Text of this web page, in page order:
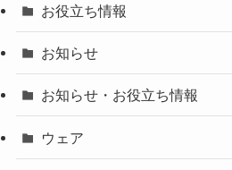
お役立ち情報
お知らせ
お知らせ・お役立ち情報
ウェア